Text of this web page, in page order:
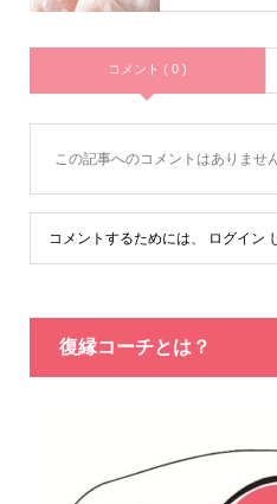
コメント ( 0 )
この記事へのコメントはありません
コメントするためには、 ログイン
復縁コーチとは？